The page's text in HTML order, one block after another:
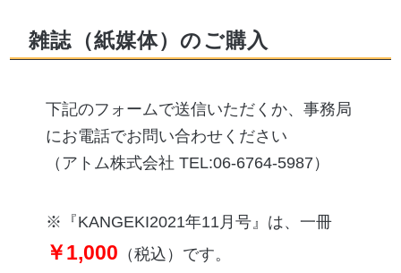
雑誌（紙媒体）のご購入
下記のフォームで送信いただくか、事務局
にお電話でお問い合わせください
（アトム株式会社 TEL:06-6764-5987）
※『KANGEKI2021年11月号』は、一冊
￥1,000 （税込）です。